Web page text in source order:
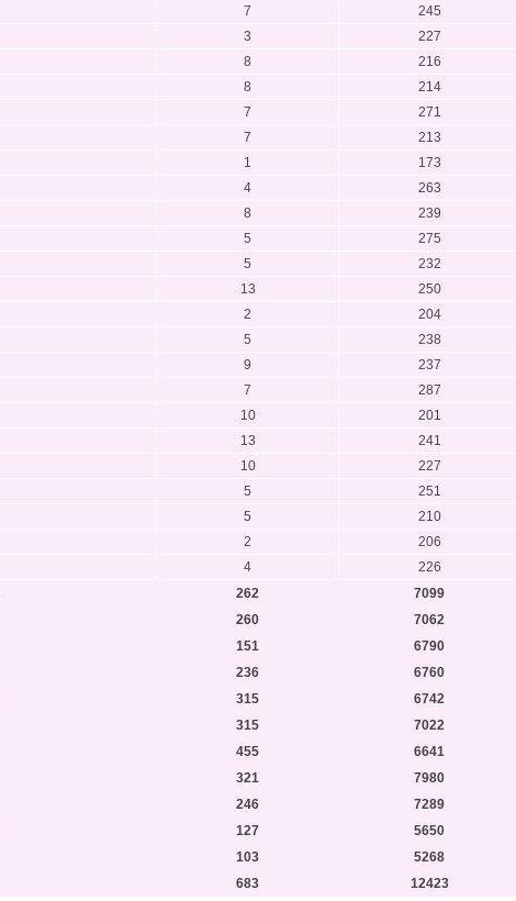
7 245
3 227
8 216
8 214
7 271
7 213
1 173
4 263
8 239
5 275
5 232
13 250
2 204
5 238
9 237
7 287
10 201
13 241
10 227
5 251
5 210
2 206
4 226
262 7099
260 7062
151 6790
236 6760
315 6742
315 7022
455 6641
321 7980
246 7289
127 5650
103 5268
683 12423